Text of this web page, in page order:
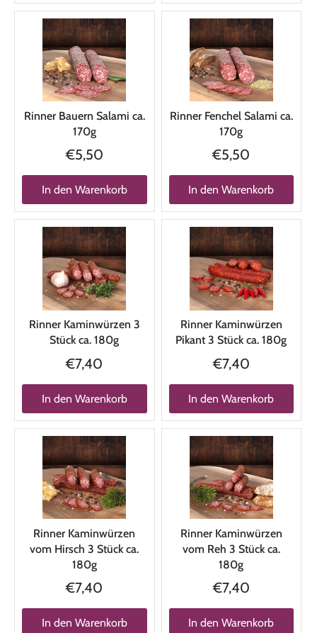
Rinner Bauern Salami ca.
170g
€5,50
In den Warenkorb
Rinner Fenchel Salami ca.
170g
€5,50
In den Warenkorb
Rinner Kaminwürzen 3
Stück ca. 180g
€7,40
In den Warenkorb
Rinner Kaminwürzen
Pikant 3 Stück ca. 180g
€7,40
In den Warenkorb
Rinner Kaminwürzen
vom Hirsch 3 Stück ca.
180g
€7,40
In den Warenkorb
Rinner Kaminwürzen
vom Reh 3 Stück ca.
180g
€7,40
In den Warenkorb